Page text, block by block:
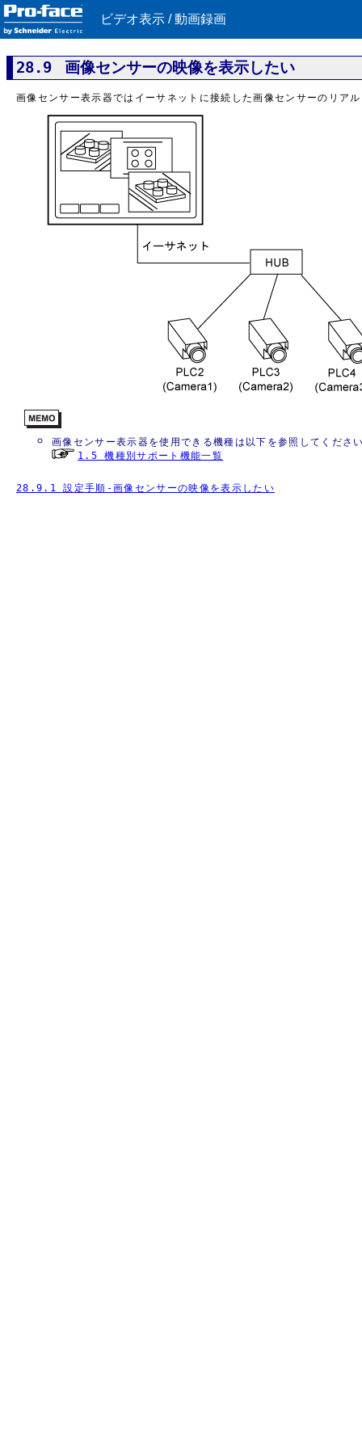
ビデオ表示 / 動画録画
28.9 画像センサーの映像を表示したい
画像センサー表示器ではイーサネットに接続した画像センサーのリア
画像センサー表示器を使用できる機種は以下を参照してくださ
1.5 機種別サポート機能一覧
28.9.1 設定手順-画像センサーの映像を表示したい